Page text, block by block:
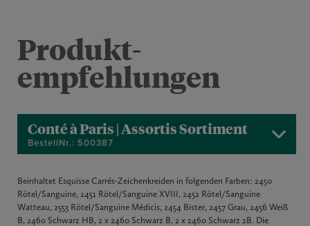
Produkt­
empfehlungen
Conté à Paris | Assortis Sortiment
BestellNr.: 500387
Beinhaltet Esquisse Carrés-Zeichenkreiden in folgenden Farben: 2450
Rötel/Sanguine, 2451 Rötel/Sanguine XVIII, 2452 Rötel/Sanguine
Watteau, 2553 Rötel/Sanguine Médicis, 2454 Bister, 2457 Grau, 2456 Weiß
B, 2460 Schwarz HB, 2 x 2460 Schwarz B, 2 x 2460 Schwarz 2B. Die